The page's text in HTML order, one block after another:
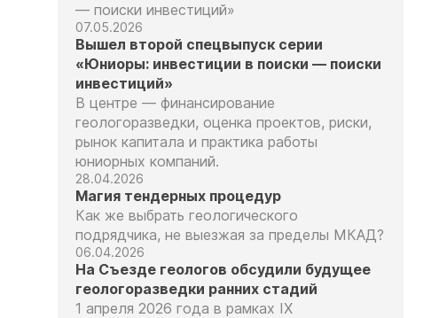
— поиски инвестиций»
07.05.2026
Вышел второй спецвыпуск серии
«Юниоры: инвестиции в поиски — поиски
инвестиций»
В центре — финансирование
геологоразведки, оценка проектов, риски,
рынок капитала и практика работы
юниорных компаний.
28.04.2026
Магия тендерных процедур
Как же выбрать геологического
подрядчика, не выезжая за пределы МКАД?
06.04.2026
На Съезде геологов обсудили будущее
геологоразведки ранних стадий
1 апреля 2026 года в рамках IX